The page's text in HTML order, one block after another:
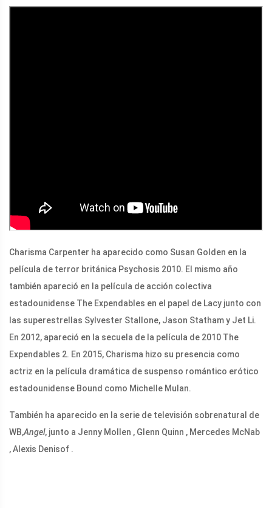
Charisma Carpenter ha aparecido como Susan Golden en la
película de terror británica Psychosis 2010. El mismo año
también apareció en la película de acción colectiva
estadounidense The Expendables en el papel de Lacy junto con
las superestrellas Sylvester Stallone, Jason Statham y Jet Li.
En 2012, apareció en la secuela de la película de 2010 The
Expendables 2. En 2015, Charisma hizo su presencia como
actriz en la película dramática de suspenso romántico erótico
estadounidense Bound como Michelle Mulan.
También ha aparecido en la serie de televisión sobrenatural de
WB,Angel, junto a Jenny Mollen , Glenn Quinn , Mercedes McNab
, Alexis Denisof .